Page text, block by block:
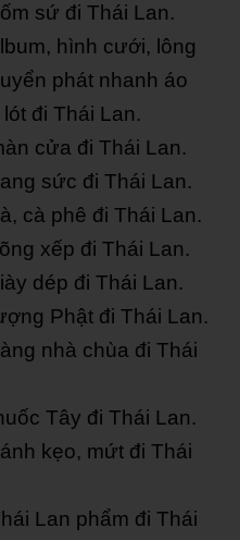
sứ đi Thái Lan.
hình cưới, lông
phát nhanh áo
đi Thái Lan.
cửa đi Thái Lan.
sức đi Thái Lan.
cà phê đi Thái Lan.
xếp đi Thái Lan.
dép đi Thái Lan.
Phật đi Thái Lan.
nhà chùa đi Thái
Tây đi Thái Lan.
kẹo, mứt đi Thái
Lan phẩm đi Thái